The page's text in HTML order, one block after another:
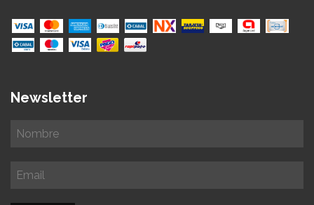
Newsletter